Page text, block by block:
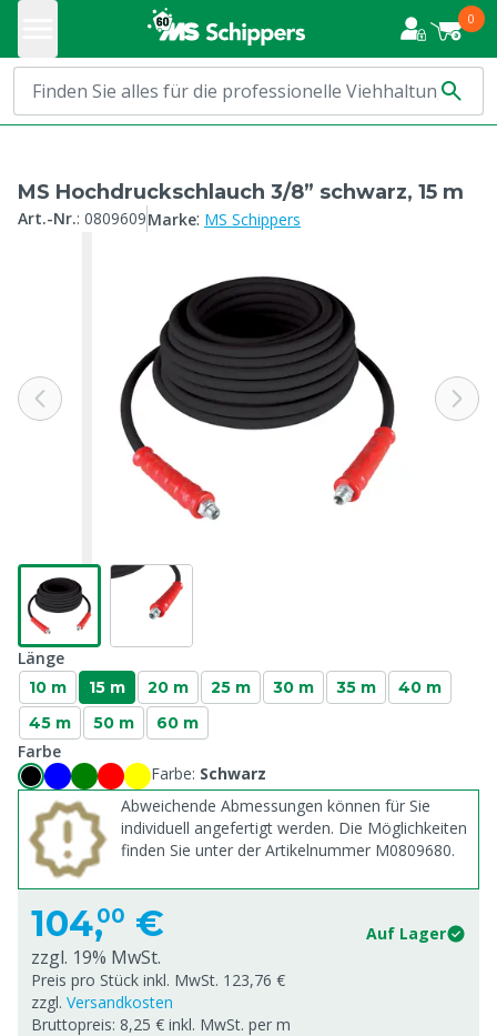
0
MS Hochdruckschlauch 3/8” schwarz, 15 m
Art.-Nr.: 0809609Marke: MS Schippers
Länge
10 m 15 m 20 m 25 m 30 m 35 m
40 m
45 m
50 m 60 m
Farbe
Farbe: Schwarz
Abweichende Abmessungen können für Sie
individuell angefertigt werden. Die Möglichkeiten
finden Sie unter der Artikelnummer M0809680.
104,00 € Auf Lager
zzgl. 19% MwSt.
Preis pro Stück inkl. MwSt. 123,76 €
zzgl. Versandkosten
Bruttopreis: 8,25 € inkl. MwSt. per m